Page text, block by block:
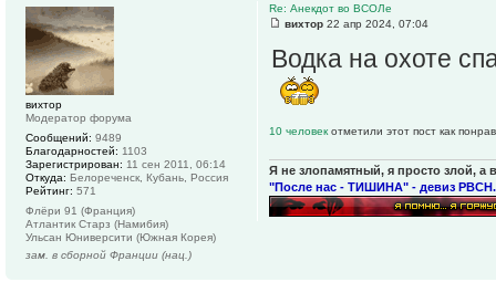
Re: Анекдот во ВСОЛе
вихтор 22 апр 2024, 07:04
Водка на охоте
10 человек отметили этот пост как
Я не злопамятный, я просто злой, а
"После нас - ТИШИНА" - девиз РВСН.
вихтор
Модератор форума
Сообщений: 9489
Благодарностей: 1103
Зарегистрирован: 11 сен 2011, 06:14
Откуда: Белореченск, Кубань, Россия
Рейтинг: 571
Флёри 91 (Франция)
Атлантик Старз (Намибия)
Ульсан Юниверсити (Южная Корея)
зам. в сборной Франции (нац.)